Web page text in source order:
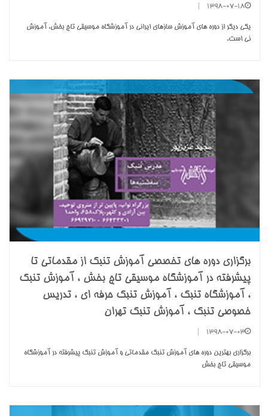
1398-07-18
یکی دیگر از دوره های آموزش سازهای ایرانی در آموزشگاه موسیقی تاج بخش، آموزش
نی است.
برگزاری دوره های تخصصی آموزش تنبک از مقدماتی تا
پیشرفته در آموزشگاه موسیقی تاج بخش ، آموزش تنبک
، آموزشگاه تنبک ، آموزش تنبک حرفه ای ، تدریس
خصوصی تنبک ، آموزش تنبک تهران
1398-07-03
برگزاری بهترین دوره های آموزش تنبک مقدماتی و آموزش تنبک پیشرفته در آموزشگاه
موسیقی تاج بخش